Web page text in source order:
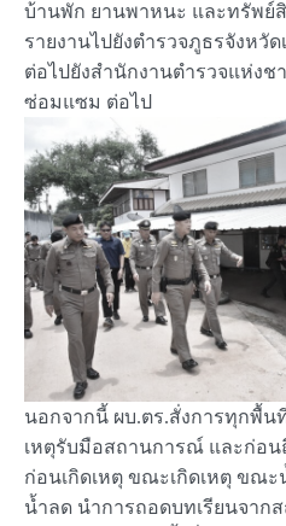
บ้านพัก ยานพาหนะ และทรัพย์
รายงานไปยังตำรวจภูธรจังหวั
ต่อไปยังสำนักงานตำรวจแห่งช
ซ่อมแซม ต่อไป
นอกจากนี้ ผบ.ตร.สั่งการทุกพื้น
เหตุรับมือสถานการณ์ และก่อน
ก่อนเกิดเหตุ ขณะเกิดเหตุ ขณะ
น้ำลด นำการถอดบทเรียนจา